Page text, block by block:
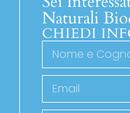
Naturali
CHIEDI